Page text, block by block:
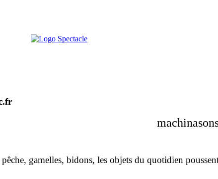
gamelles, bidons, les objets du quotidien